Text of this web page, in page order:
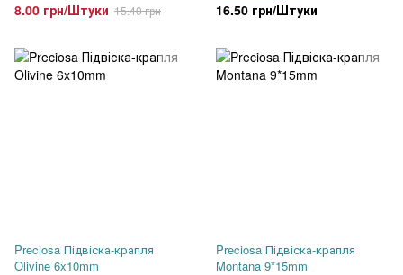
8.00 грн/Штуки 15.40 грн 16.50 грн/Штуки
Preciosa Підвіска-крапля
Olivine 6x10mm
Preciosa Підвіска-крапля
Montana 9*15mm